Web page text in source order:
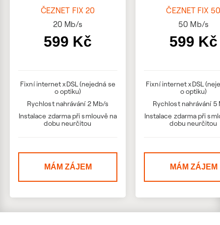
ČEZNET FIX 20
20 Mb/s
599 Kč
Fixní internet xDSL (nejedná se
o optiku)
Rychlost nahrávání 2 Mb/s
Instalace zdarma při smlouvě na
dobu neurčitou
MÁM ZÁJEM
ČEZNET FIX
50 Mb/s
599 Kč
Fixní internet xDSL
o optiku)
Rychlost nahrávání 5
Instalace zdarma při
dobu neurčitou
MÁM ZÁJEM